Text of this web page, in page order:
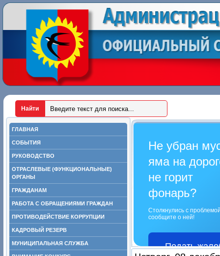
ГЛАВНАЯ
СОБЫТИЯ
РУКОВОДСТВО
ОТРАСЛЕВЫЕ (ФУНКЦИОНАЛЬНЫЕ)
ОРГАНЫ
ГРАЖДАНАМ
РАБОТА С ОБРАЩЕНИЯМИ ГРАЖДАН
ПРОТИВОДЕЙСТВИЕ КОРРУПЦИИ
КАДРОВЫЙ РЕЗЕРВ
МУНИЦИПАЛЬНАЯ СЛУЖБА
Не убран
яма на
не горит
фонарь?
Столкнулись с
сообщите о ней!
Подать